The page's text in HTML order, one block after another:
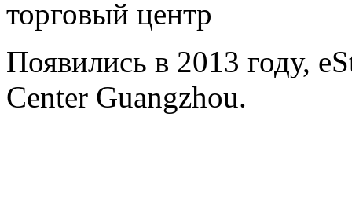
торговый центр
Появились в 2013 году,
Center Guangzhou.